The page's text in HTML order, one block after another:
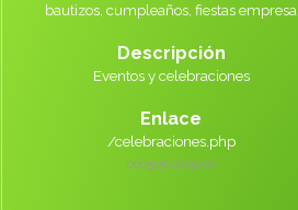
bautizos, cumpleaños, fiestas empresa
Descripción
Eventos y celebraciones
Enlace
/celebraciones.php
00051500015000